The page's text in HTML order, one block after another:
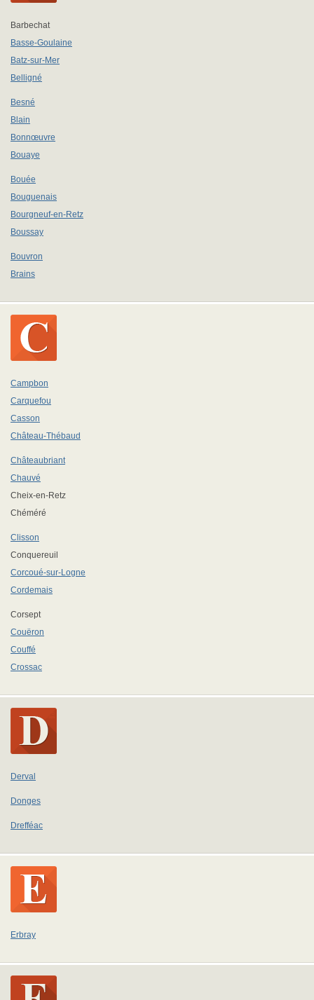
Barbechat
Basse-Goulaine
Batz-sur-Mer
Belligné
Besné
Blain
Bonnœuvre
Bouaye
Bouée
Bouguenais
Bourgneuf-en-Retz
Boussay
Bouvron
Brains
Campbon
Carquefou
Casson
Château-Thébaud
Châteaubriant
Chauvé
Cheix-en-Retz
Chéméré
Clisson
Conquereuil
Corcoué-sur-Logne
Cordemais
Corsept
Couëron
Couffé
Crossac
Derval
Donges
Drefféac
Erbray